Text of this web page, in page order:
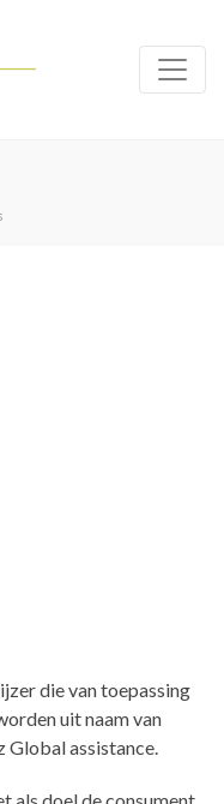
die van toepassing
uit naam van
Global assistance.